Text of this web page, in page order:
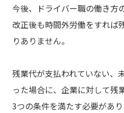
今後、ドライバー職の働き方
改正後も時間外労働をすれば
りありません。
残業代が支払われていない、
った場合に、企業に対して残
3つの条件を満たす必要があり